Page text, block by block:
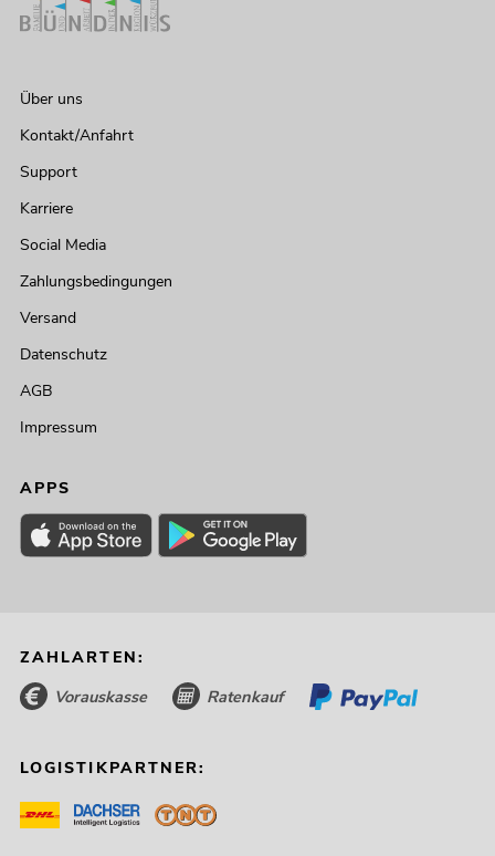
Über uns
Kontakt/Anfahrt
Support
Karriere
Social Media
Zahlungsbedingungen
Versand
Datenschutz
AGB
Impressum
APPS
ZAHLARTEN:
Vorauskasse Ratenkauf
LOGISTIKPARTNER: